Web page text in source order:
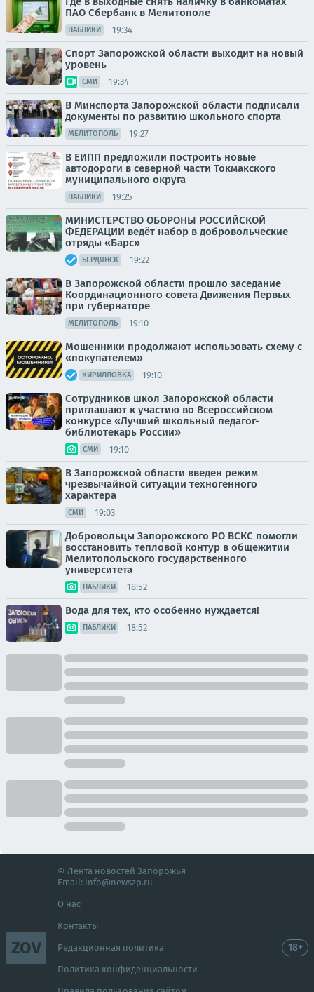
ПАО Сбербанк в Мелитополе
ПАБЛИКИ 19:34
Спорт Запорожской области выходит на новый
уровень
СМИ 19:34
В Минспорта Запорожской области подписали
документы по развитию школьного спорта
МЕЛИТОПОЛЬ 19:27
В ЕИПП предложили построить новые
автодороги в северной части Токмакского
муниципального округа
ПАБЛИКИ 19:25
МИНИСТЕРСТВО ОБОРОНЫ РОССИЙСКОЙ
ФЕДЕРАЦИИ ведёт набор в добровольческие
отряды «Барс»
БЕРДЯНСК 19:22
В Запорожской области прошло заседание
Координационного совета Движения Первых
при губернаторе
МЕЛИТОПОЛЬ 19:10
Мошенники продолжают использовать схему с
«покупателем»
КИРИЛЛОВКА 19:10
Сотрудников школ Запорожской области
приглашают к участию во Всероссийском
конкурсе «Лучший школьный педагог-
библиотекарь России»
СМИ 19:10
В Запорожской области введен режим
чрезвычайной ситуации техногенного
характера
СМИ 19:03
Добровольцы Запорожского РО ВСКС помогли
восстановить тепловой контур в общежитии
Мелитопольского государственного
университета
ПАБЛИКИ 18:52
Вода для тех, кто особенно нуждается!
ПАБЛИКИ 18:52
ZOV
© Лента новостей Запорожья
Email: info@newszp.ru
О нас
Контакты
Редакционная политика
Политика конфиденциальности
18+